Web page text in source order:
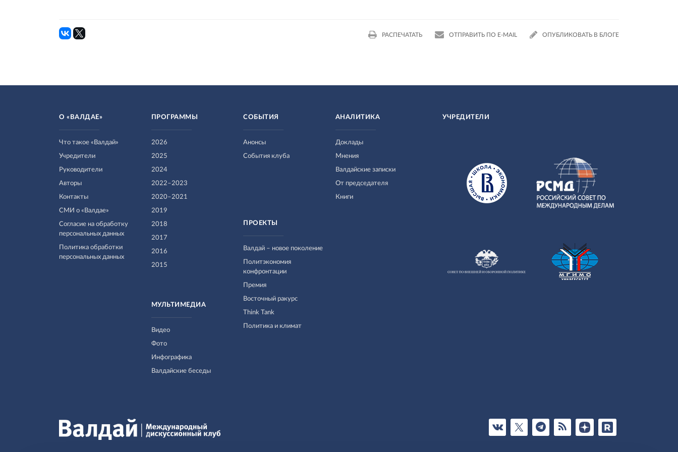
РАСПЕЧАТАТЬ ОТПРАВИТЬ ПО E-MAIL ОПУБЛИКОВАТЬ В БЛОГЕ
О «ВАЛДАЕ»
Что такое «Валдай»
Учредители
Руководители
Авторы
Контакты
СМИ о «Валдае»
Согласие на обработку
персональных данных
Политика обработки
персональных данных
ПРОГРАММЫ
2026
2025
2024
2022–2023
2020–2021
2019
2018
2017
2016
2015
МУЛЬТИМЕДИА
Видео
Фото
Инфографика
Валдайские беседы
СОБЫТИЯ
Анонсы
События клуба
ПРОЕКТЫ
Валдай – новое поколение
Политэкономия
конфронтации
Премия
Восточный ракурс
Think Tank
Политика и климат
АНАЛИТИКА
Доклады
Мнения
Валдайские записки
От председателя
Книги
УЧРЕДИТЕЛИ